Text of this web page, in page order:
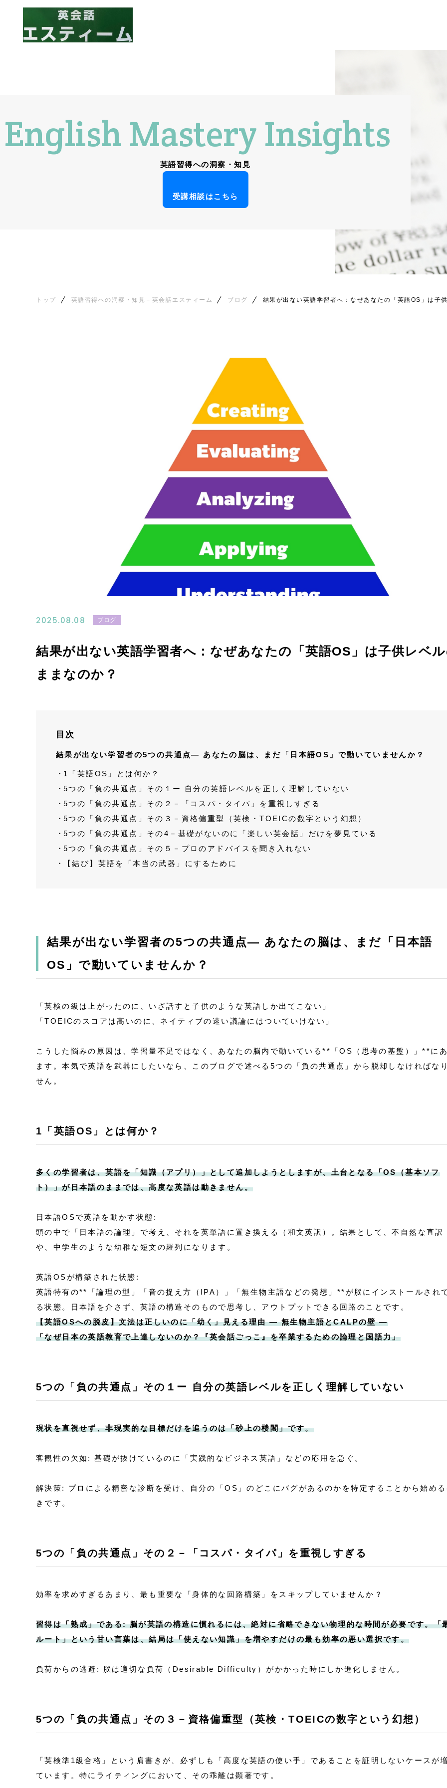
English Mastery Insights
英語習得への洞察・知見
受講相談はこちら
トップ 英語習得への洞察・知見－英会話エスティーム ブログ 結果が出ない英語学習者へ：なぜあなたの「英語OS」は子
2025.08.08 ブログ
結果が出ない英語学習者へ：なぜあなたの「英語OS」は子供レベ
ままなのか？
目次
結果が出ない学習者の5つの共通点— あなたの脳は、まだ「日本語OS」で動いていませんか？
1「英語OS」とは何か？
5つの「負の共通点」その１ー 自分の英語レベルを正しく理解していない
5つの「負の共通点」その２－「コスパ・タイパ」を重視しすぎる
5つの「負の共通点」その３－資格偏重型（英検・TOEICの数字という幻想）
5つの「負の共通点」その4－基礎がないのに「楽しい英会話」だけを夢見ている
5つの「負の共通点」その５－プロのアドバイスを聞き入れない
【結び】英語を「本当の武器」にするために
結果が出ない学習者の5つの共通点— あなたの脳は、まだ「日本語
OS」で動いていませんか？
「英検の級は上がったのに、いざ話すと子供のような英語しか出てこない」
「TOEICのスコアは高いのに、ネイティブの速い議論にはついていけない」
こうした悩みの原因は、学習量不足ではなく、あなたの脳内で動いている**「OS（思考の基盤）」**に
ます。本気で英語を武器にしたいなら、このブログで述べる5つの「負の共通点」から脱却しなければな
せん。
1「英語OS」とは何か？
多くの学習者は、英語を「知識（アプリ）」として追加しようとしますが、土台となる「OS（基本ソフ
ト）」が日本語のままでは、高度な英語は動きません。
日本語OSで英語を動かす状態:
頭の中で「日本語の論理」で考え、それを英単語に置き換える（和文英訳）。結果として、不自然な直訳
や、中学生のような幼稚な短文の羅列になります。
英語OSが構築された状態:
英語特有の**「論理の型」「音の捉え方（IPA）」「無生物主語などの発想」**が脳にインストールされ
る状態。日本語を介さず、英語の構造そのもので思考し、アウトプットできる回路のことです。
【英語OSへの脱皮】文法は正しいのに「幼く」見える理由 — 無生物主語とCALPの壁 —
「なぜ日本の英語教育で上達しないのか？『英会話ごっこ』を卒業するための論理と国語力」
5つの「負の共通点」その１ー 自分の英語レベルを正しく理解していない
現状を直視せず、非現実的な目標だけを追うのは「砂上の楼閣」です。
客観性の欠如: 基礎が抜けているのに「実践的なビジネス英語」などの応用を急ぐ。
解決策: プロによる精密な診断を受け、自分の「OS」のどこにバグがあるのかを特定することから始め
きです。
5つの「負の共通点」その２－「コスパ・タイパ」を重視しすぎる
効率を求めすぎるあまり、最も重要な「身体的な回路構築」をスキップしていませんか？
習得は「熟成」である: 脳が英語の構造に慣れるには、絶対に省略できない物理的な時間が必要です。「
ルート」という甘い言葉は、結局は「使えない知識」を増やすだけの最も効率の悪い選択です。
負荷からの逃避: 脳は適切な負荷（Desirable Difficulty）がかかった時にしか進化しません。
5つの「負の共通点」その３－資格偏重型（英検・TOEICの数字という幻想）
「英検準1級合格」という肩書きが、必ずしも「高度な英語の使い手」であることを証明しないケースが
ています。特にライティングにおいて、その乖離は顕著です。